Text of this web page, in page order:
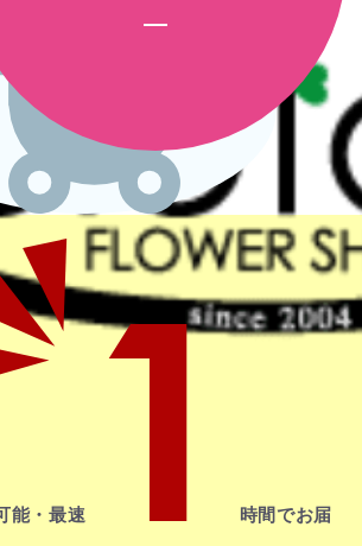
能・最速1時間でお届